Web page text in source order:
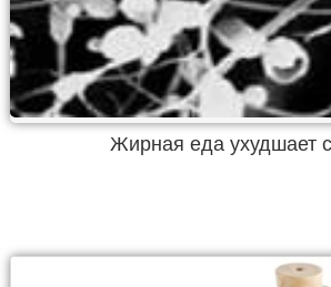
Жирная еда ухудшает